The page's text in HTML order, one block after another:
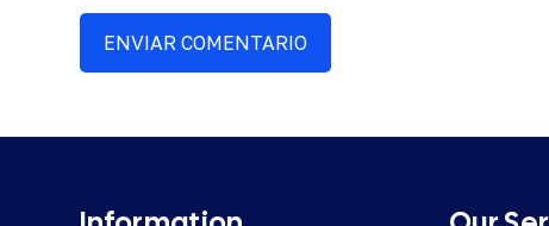
ENVIAR COMENTARIO